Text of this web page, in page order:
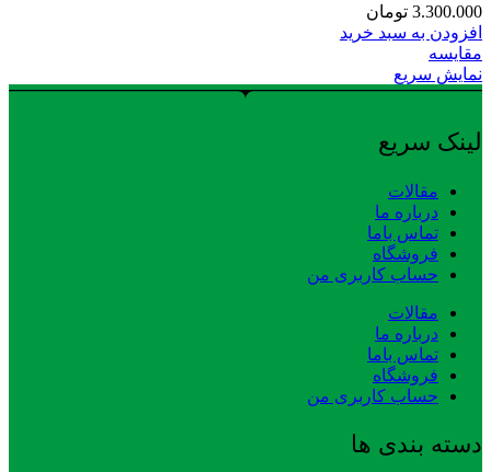
3.300.000 تومان
افزودن به سبد خرید
مقایسه
نمایش سریع
لینک سریع
مقالات
درباره ما
تماس باما
فروشگاه
حساب کاربری من
مقالات
درباره ما
تماس باما
فروشگاه
حساب کاربری من
دسته بندی ها